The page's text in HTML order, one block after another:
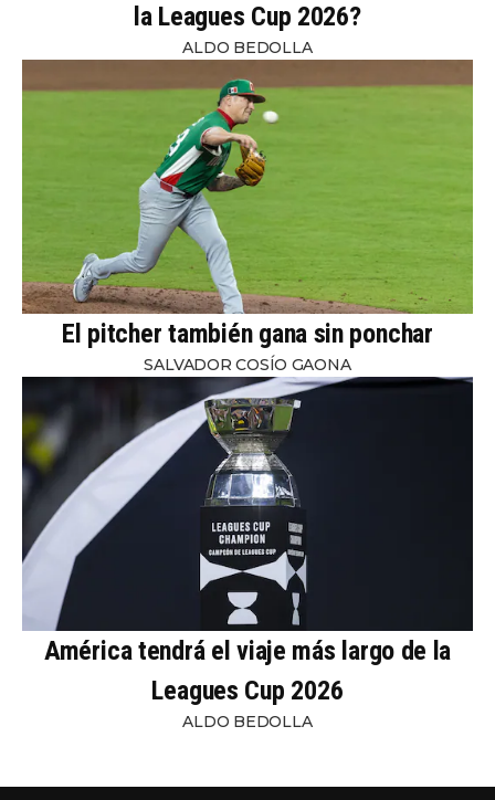
la Leagues Cup 2026?
ALDO BEDOLLA
El pitcher también gana sin ponchar
SALVADOR COSÍO GAONA
América tendrá el viaje más largo de la
Leagues Cup 2026
ALDO BEDOLLA